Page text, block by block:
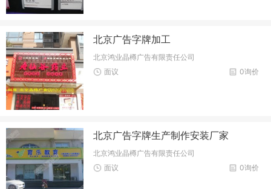
北京广告字牌加工
北京鸿业晶樽广告有限责任公司
0询价
面议
北京广告字牌生产制作安装厂家
北京鸿业晶樽广告有限责任公司
0询价
面议